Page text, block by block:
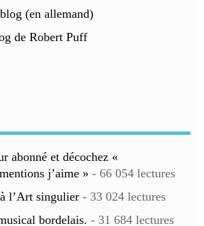
(en allemand)
de Robert Puff
abonné et décochez «
j’aime » - 66 054 lectures
l’Art singulier - 33 024 lectures
bordelais. - 31 684 lectures